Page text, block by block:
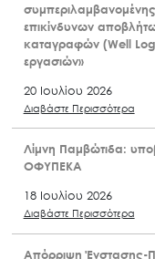
επικίνδυνων
καταγραφών (Well
εργασιών»
20 Ιουλίου 2026
Διαβάστε Περισσότερα
Λίμνη Παμβώτιδα:
ΟΦΥΠΕΚΑ
18 Ιουλίου 2026
Διαβάστε Περισσότερα
Απόρριψη Ένστασης-